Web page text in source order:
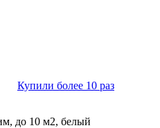
Купили более 10 раз
до 10 м2, белый